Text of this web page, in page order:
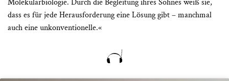
dass es für jede Herausforderung eine Lösung gibt – manchmal
auch eine unkonventionelle.«